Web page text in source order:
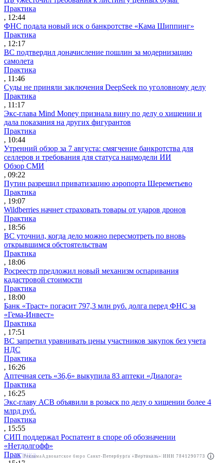
РекламаАО"ПРАВО.РУ" ИНН: 7708095468
Практика
, 12:44
ФНС подала новый иск о банкротстве «Кама Шиппинг»
Практика
, 12:17
ВС подтвердил доначисление пошлин за модернизацию
самолета
Практика
, 11:46
Суды не приняли заключения DeepSeek по уголовному делу
Практика
, 11:17
Экс-глава Mind Money признала вину по делу о хищении и
дала показания на других фигурантов
Практика
, 10:44
Утренний обзор за 7 августа: смягчение банкротства для
селлеров и требования для статуса нацмодели ИИ
Обзор СМИ
, 09:22
Путин разрешил приватизацию аэропорта Шереметьево
Практика
, 19:07
Wildberries начнет страховать товары от ударов дронов
Практика
, 18:56
ВС уточнил, когда дело можно пересмотреть по вновь
открывшимся обстоятельствам
Практика
, 18:06
Росреестр предложил новый механизм оспаривания
кадастровой стоимости
Практика
, 18:00
Банк «Траст» погасит 797,3 млн руб. долга перед ФНС за
«Гема-Инвест»
Практика
, 17:51
ВС запретил уравнивать цены участников закупок без учета
НДС
Практика
, 16:26
Аптечная сеть «36,6» выкупила 83 аптеки «Диалога»
Практика
, 16:25
Экс-главу АСВ объявили в розыск по делу о хищении более 4
млрд руб.
Практика
, 15:55
СИП поддержал Роспатент в споре об обозначении
«Нетдолгофф»
Практика
Реклама Адвокатское бюро Санкт-Петербурга «Вертикаль» ИНН 7841290773